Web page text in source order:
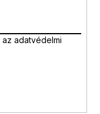
adatvédelmi